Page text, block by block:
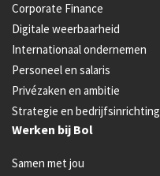
Corporate Finance
Digitale weerbaarheid
Internationaal ondernemen
Personeel en salaris
Privézaken en ambitie
Strategie en bedrijfsinrichting
Werken bij Bol
Samen met jou